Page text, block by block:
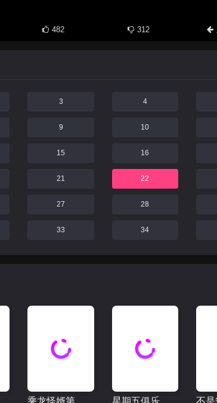
482 312
3 4
9 10
15 16
21 22
27 28
33 34
乘龙怪婿第二季 星期五俱乐部17：善良赢得人心